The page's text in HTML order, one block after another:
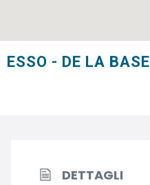
ESSO - DE LA BASE
DETTAGLI